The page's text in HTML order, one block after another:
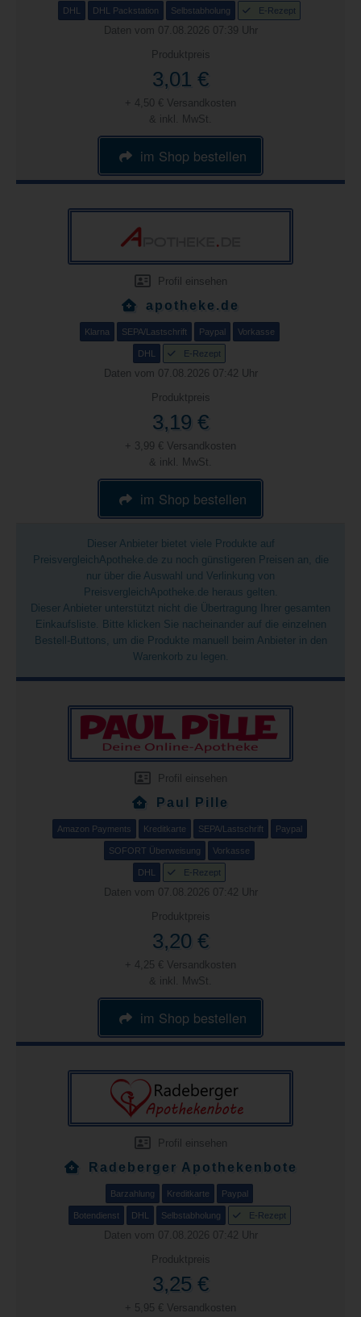
DHL DHL Packstation Selbstabholung E-Rezept
Daten vom 07.08.2026 07:39 Uhr
Produktpreis
3,01 €
+ 4,50 € Versandkosten
& inkl. MwSt.
im Shop bestellen
Profil einsehen
apotheke.de
Klarna SEPA/Lastschrift Paypal Vorkasse
DHL E-Rezept
Daten vom 07.08.2026 07:42 Uhr
Produktpreis
3,19 €
+ 3,99 € Versandkosten
& inkl. MwSt.
im Shop bestellen
Dieser Anbieter bietet viele Produkte auf
PreisvergleichApotheke.de zu noch günstigeren Preisen an, die
nur über die Auswahl und Verlinkung von
PreisvergleichApotheke.de heraus gelten.
Dieser Anbieter unterstützt nicht die Übertragung Ihrer gesamten
Einkaufsliste. Bitte klicken Sie nacheinander auf die einzelnen
Bestell-Buttons, um die Produkte manuell beim Anbieter in den
Warenkorb zu legen.
Profil einsehen
Paul Pille
Amazon Payments Kreditkarte SEPA/Lastschrift Paypal
SOFORT Überweisung Vorkasse
DHL E-Rezept
Daten vom 07.08.2026 07:42 Uhr
Produktpreis
3,20 €
+ 4,25 € Versandkosten
& inkl. MwSt.
im Shop bestellen
Profil einsehen
Radeberger Apothekenbote
Barzahlung Kreditkarte Paypal
Botendienst DHL Selbstabholung E-Rezept
Daten vom 07.08.2026 07:42 Uhr
Produktpreis
3,25 €
+ 5,95 € Versandkosten